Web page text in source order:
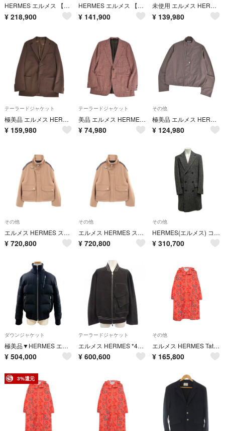
HERMES エルメス 【国内正規】ラムレザー切替 ハーフ 52
¥ 218,900
HERMES エルメス 【国内正規】コットン ドローコード付 ステンカラー 48
¥ 141,900
未使用 エルメス HERMES シャツ 23SS ジャケット Herbier deperlant プルオーバー ハーフジップ セリエボタン 総柄 48
¥ 139,980
テーラードジャケット
極美品 エルメス HERMES ジャケット 23AW テーラード ウール カシミヤ レザー アウター メンズ 46(S相当) ブラウン
¥ 159,980
テーラードジャケット
美品 エルメス HERMES ジャケット テーラード ウール ツイード アウター メンズ イタリア製 52(L相当) ブラウン
¥ 74,980
その他
極美品 エルメス HERMES ジャケット シャツ 2024 ジップアップ コットン ナイロン アウター メンズ フランス製 37(14.5)
¥ 124,980
その他
エルメス HERMES ストレート 衣料品 アウター ウール レザー メンズ ベージュ系 / ブラウン系 【中古】
¥ 720,800
その他
エルメス HERMES ストレート 衣料品 アウター ウール レザー ベージュ メンズ ベージュ系 / ブラウン系 【中古】
¥ 720,800
その他
HERMES(エルメス) コート サイズ48 L メンズ美品 - グレー ダブルブレスト/ツイード/冬 ウール
¥ 310,700
ダウンジャケット
極美品▼HERMES エルメス カシミヤ100% スタンドカラー Hロゴジップ WZIPUP ダウンジャケット ダークグレー 50 フランス製 メンズ
¥ 504,000
テーラードジャケット
エルメス HERMES *41-5003 レザージャケット
¥ 600,600
その他
エルメス HERMES Tatersales Long Beach フード付き 衣料品 アウター ナイロン メンズ オレンジ系 / マルチカラー 【中古】
¥ 165,800
3%還元